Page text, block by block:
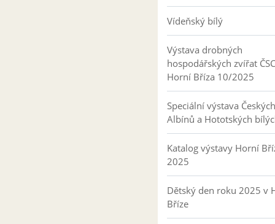
Vídeňský bílý
Výstava drobných
hospodářských zvířat
Horní Bříza 10/2025
Speciální výstava Českých
Albínů a Hototských
Katalog výstavy Horní
2025
Dětský den roku 2025 v
Bříze